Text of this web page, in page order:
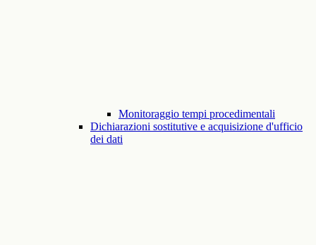
Monitoraggio tempi procedimentali
Dichiarazioni sostitutive e acquisizione d'ufficio
dei dati